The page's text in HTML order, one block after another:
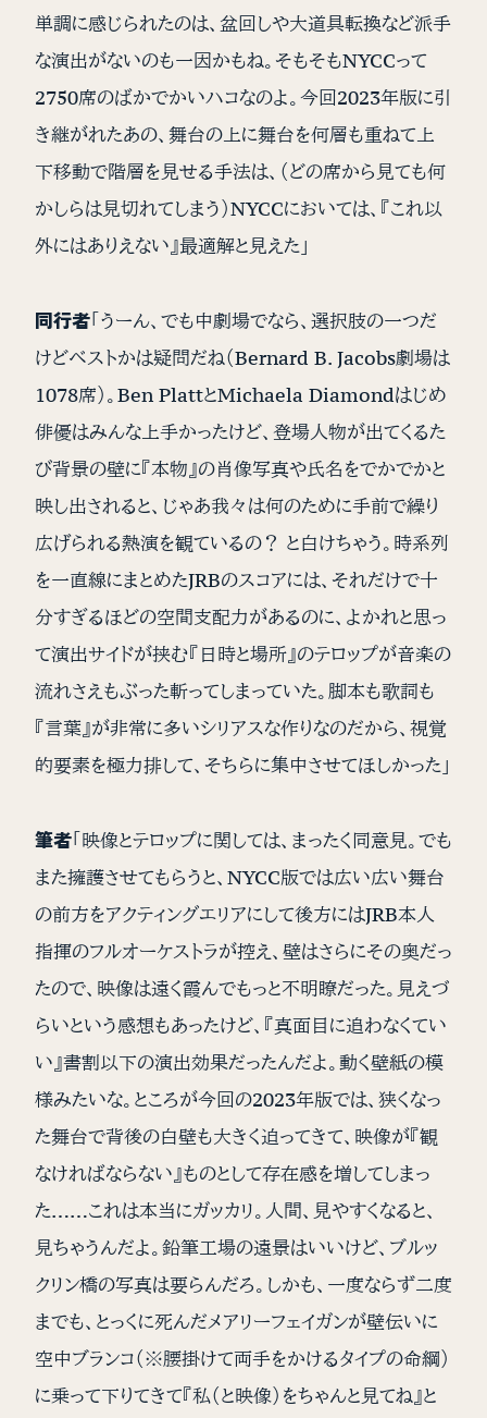
単調に感じられたのは、盆回しや大道具転換など派手
な演出がないのも一因かもね。そもそもNYCCって
2750席のばかでかいハコなのよ。今回2023年版に引
き継がれたあの、舞台の上に舞台を何層も重ねて上
下移動で階層を見せる手法は、（どの席から見ても何
かしらは見切れてしまう）NYCCにおいては、『これ以
外にはありえない』最適解と見えた」
同行者「うーん、でも中劇場でなら、選択肢の一つだ
けどベストかは疑問だね（Bernard B. Jacobs劇場は
1078席）。Ben PlattとMichaela Diamondはじめ
俳優はみんな上手かったけど、登場人物が出てくるた
び背景の壁に『本物』の肖像写真や氏名をでかでかと
映し出されると、じゃあ我々は何のために手前で繰り
広げられる熱演を観ているの？ と白けちゃう。時系列
を一直線にまとめたJRBのスコアには、それだけで十
分すぎるほどの空間支配力があるのに、よかれと思っ
て演出サイドが挟む『日時と場所』のテロップが音楽の
流れさえもぶった斬ってしまっていた。脚本も歌詞も
『言葉』が非常に多いシリアスな作りなのだから、視覚
的要素を極力排して、そちらに集中させてほしかった」
筆者「映像とテロップに関しては、まったく同意見。でも
また擁護させてもらうと、NYCC版では広い広い舞台
の前方をアクティングエリアにして後方にはJRB本人
指揮のフルオーケストラが控え、壁はさらにその奥だっ
たので、映像は遠く霞んでもっと不明瞭だった。見えづ
らいという感想もあったけど、『真面目に追わなくてい
い』書割以下の演出効果だったんだよ。動く壁紙の模
様みたいな。ところが今回の2023年版では、狭くなっ
た舞台で背後の白壁も大きく迫ってきて、映像が『観
なければならない』ものとして存在感を増してしまっ
た……これは本当にガッカリ。人間、見やすくなると、
見ちゃうんだよ。鉛筆工場の遠景はいいけど、ブルッ
クリン橋の写真は要らんだろ。しかも、一度ならず二度
までも、とっくに死んだメアリーフェイガンが壁伝いに
空中ブランコ（※腰掛けて両手をかけるタイプの命綱）
に乗って下りてきて『私（と映像）をちゃんと見てね』と